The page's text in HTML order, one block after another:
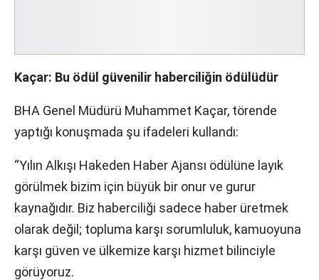
Kaçar: Bu ödül güvenilir haberciliğin ödülüdür
BHA Genel Müdürü Muhammet Kaçar, törende
yaptığı konuşmada şu ifadeleri kullandı:
“Yılın Alkışı Hakeden Haber Ajansı ödülüne layık
görülmek bizim için büyük bir onur ve gurur
kaynağıdır. Biz haberciliği sadece haber üretmek
olarak değil; topluma karşı sorumluluk, kamuoyuna
karşı güven ve ülkemize karşı hizmet bilinciyle
görüyoruz.